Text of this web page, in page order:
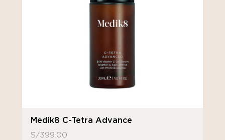
Medik8 C-Tetra Advance
S/399.00